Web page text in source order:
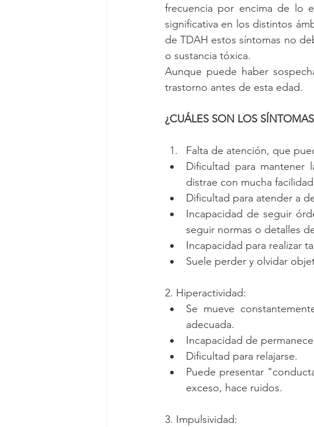
frecuencia por encima de lo
significativa en los distintos
de TDAH estos síntomas no
o sustancia tóxica.
Aunque puede haber
trastorno antes de esta edad.
¿CUÁLES SON LOS
Falta de atención, que
Dificultad para
distrae con mucha
Dificultad para atender a
Incapacidad de seguir
seguir normas o detalles
Incapacidad para realizar
Suele perder y olvidar
2. Hiperactividad:
Se mueve
adecuada.
Incapacidad de
Dificultad para relajarse.
Puede presentar
exceso, hace ruidos.
3. Impulsividad: